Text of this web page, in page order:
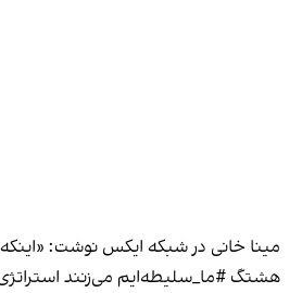
مینا خانی در شبکه ایکس نوشت: «اینکه
هشتگ #ما_سلیطه‌ایم می‌زنند